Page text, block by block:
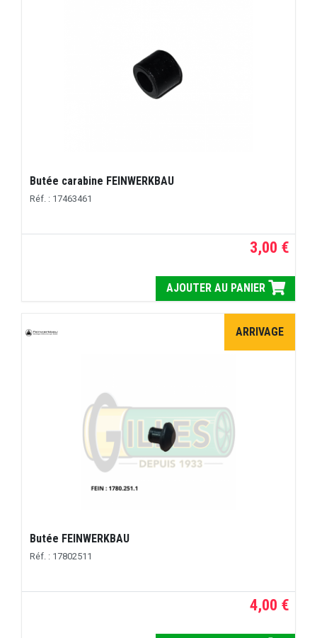
Butée carabine FEINWERKBAU
Réf. : 17463461
3,00 €
AJOUTER AU PANIER
ARRIVAGE
Butée FEINWERKBAU
Réf. : 17802511
4,00 €